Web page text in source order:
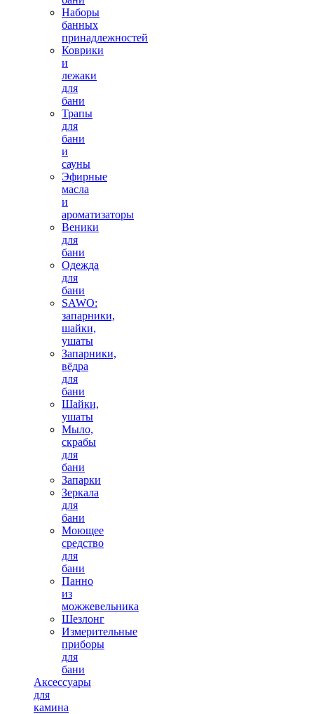
Наборы
банных
принадлежностей
Коврики
и
лежаки
для
бани
Трапы
для
бани
и
сауны
Эфирные
масла
и
ароматизаторы
Веники
для
бани
Одежда
для
бани
SAWO:
запарники,
шайки,
ушаты
Запарники,
вёдра
для
бани
Шайки,
ушаты
Мыло,
скрабы
для
бани
Запарки
Зеркала
для
бани
Моющее
средство
для
бани
Панно
из
можжевельника
Шезлонг
Измерительные
приборы
для
бани
Аксессуары
для
камина